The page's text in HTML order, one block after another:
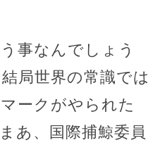
事なんでしょう
局世界の常識では
ークがやられた
あ、国際捕鯨委員